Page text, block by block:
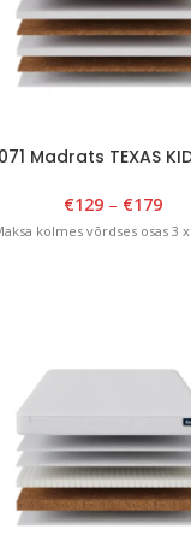
071 Madrats TEXAS
€129– €179
kolmes võrdses osas 3